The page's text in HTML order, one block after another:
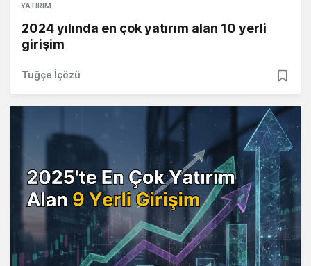
YATIRIM
2024 yılında en çok yatırım alan 10 yerli
girişim
Tuğçe İçözü